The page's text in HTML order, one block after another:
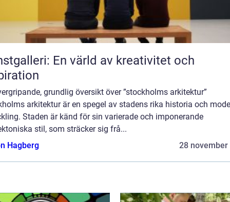
En värld av kreativitet och
grundlig översikt över ”stockholms arkitektur”
arkitektur är en spegel av stadens rika historia och
Staden är känd för sin varierade och imponerande
stil, som sträcker sig frå...
Hagberg
28 november